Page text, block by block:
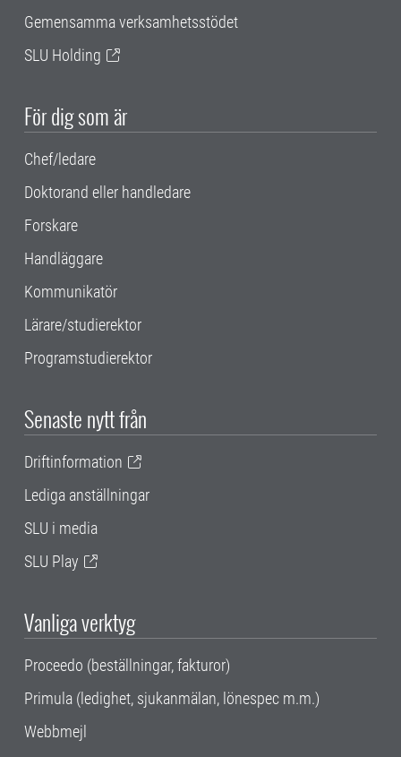
Gemensamma verksamhetsstödet
SLU Holding
För dig som är
Chef/ledare
Doktorand eller handledare
Forskare
Handläggare
Kommunikatör
Lärare/studierektor
Programstudierektor
Senaste nytt från
Driftinformation
Lediga anställningar
SLU i media
SLU Play
Vanliga verktyg
Proceedo (beställningar, fakturor)
Primula (ledighet, sjukanmälan, lönespec m.m.)
Webbmejl